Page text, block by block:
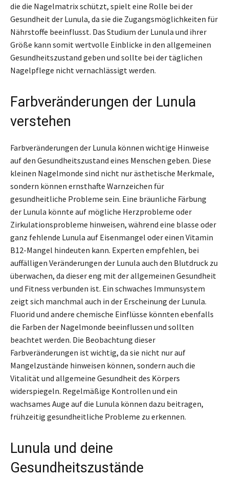
die die Nagelmatrix schützt, spielt eine Rolle bei der
Gesundheit der Lunula, da sie die Zugangsmöglichkeiten für
Nährstoffe beeinflusst. Das Studium der Lunula und ihrer
Größe kann somit wertvolle Einblicke in den allgemeinen
Gesundheitszustand geben und sollte bei der täglichen
Nagelpflege nicht vernachlässigt werden.
Farbveränderungen der Lunula
verstehen
Farbveränderungen der Lunula können wichtige Hinweise
auf den Gesundheitszustand eines Menschen geben. Diese
kleinen Nagelmonde sind nicht nur ästhetische Merkmale,
sondern können ernsthafte Warnzeichen für
gesundheitliche Probleme sein. Eine bräunliche Färbung
der Lunula könnte auf mögliche Herzprobleme oder
Zirkulationsprobleme hinweisen, während eine blasse oder
ganz fehlende Lunula auf Eisenmangel oder einen Vitamin
B12-Mangel hindeuten kann. Experten empfehlen, bei
auffälligen Veränderungen der Lunula auch den Blutdruck zu
überwachen, da dieser eng mit der allgemeinen Gesundheit
und Fitness verbunden ist. Ein schwaches Immunsystem
zeigt sich manchmal auch in der Erscheinung der Lunula.
Fluorid und andere chemische Einflüsse könnten ebenfalls
die Farben der Nagelmonde beeinflussen und sollten
beachtet werden. Die Beobachtung dieser
Farbveränderungen ist wichtig, da sie nicht nur auf
Mangelzustände hinweisen können, sondern auch die
Vitalität und allgemeine Gesundheit des Körpers
widerspiegeln. Regelmäßige Kontrollen und ein
wachsames Auge auf die Lunula können dazu beitragen,
frühzeitig gesundheitliche Probleme zu erkennen.
Lunula und deine
Gesundheitszustände